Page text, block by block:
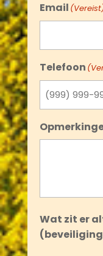
Email
Telefoon
Wat zit er